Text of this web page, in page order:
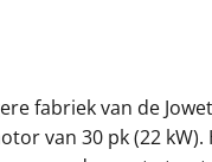
fabriek van de
van 30 pk (22